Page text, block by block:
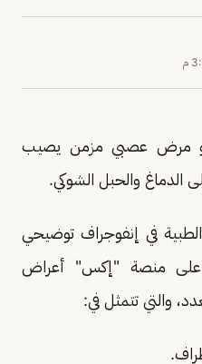
م
هو مرض عصبي مزمن يصيب
الدماغ والحبل الشوكي.
في إنفوجراف توضيحي
على منصة "إكس" أعراض
والتي تتمثل في: